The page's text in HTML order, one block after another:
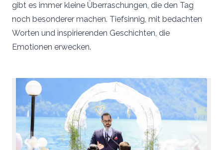
gibt es immer kleine Überraschungen, die den Tag
noch besonderer machen. Tiefsinnig, mit bedachten
Worten und inspirierenden Geschichten, die
Emotionen erwecken.